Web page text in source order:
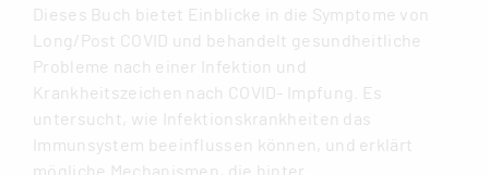
Dieses Buch bietet Einblicke in die Symptome von
Long/Post COVID und behandelt gesundheitliche
Probleme nach einer Infektion und
Krankheitszeichen nach COVID- Impfung. Es
untersucht, wie Infektionskrankheiten das
Immunsystem beeinflussen können, und erklärt